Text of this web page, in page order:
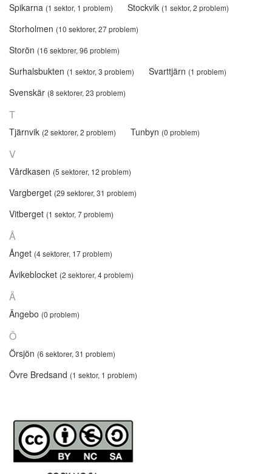
Spikarna (1 sektor, 1 problem) Stockvik (1 sektor, 2 problem)
Storholmen (10 sektorer, 27 problem)
Storön (16 sektorer, 96 problem)
Surhalsbukten (1 sektor, 3 problem) Svarttjärn (1 problem)
Svenskär (8 sektorer, 23 problem)
T
Tjärnvik (2 sektorer, 2 problem) Tunbyn (0 problem)
V
Vårdkasen (5 sektorer, 12 problem)
Vargberget (29 sektorer, 31 problem)
Vitberget (1 sektor, 7 problem)
Å
Ånget (4 sektorer, 17 problem)
Åvikeblocket (2 sektorer, 4 problem)
Ä
Ängebo (0 problem)
Ö
Örsjön (6 sektorer, 31 problem)
Övre Bredsand (1 sektor, 1 problem)